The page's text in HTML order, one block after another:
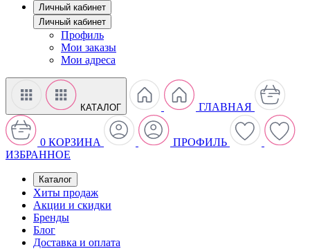
Личный кабинет
Личный кабинет
Профиль
Мои заказы
Мои адреса
КАТАЛОГ ГЛАВНАЯ
0 КОРЗИНА
ПРОФИЛЬ
ИЗБРАННОЕ
Каталог
Хиты продаж
Акции и скидки
Бренды
Блог
Доставка и оплата